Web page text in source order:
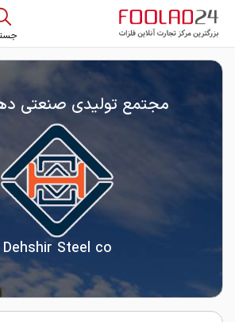
مجتمع تولیدی صنعتی
Dehshir Steel co